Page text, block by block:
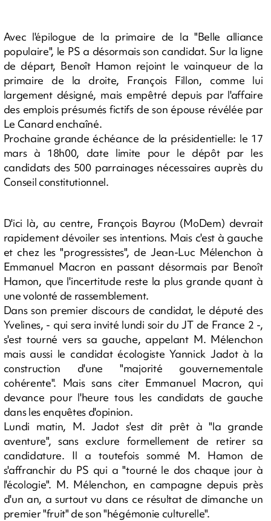
Avec l'épilogue de la primaire de la "Belle alliance
populaire", le PS a désormais son candidat. Sur la ligne
de départ, Benoît Hamon rejoint le vainqueur de la
primaire de la droite, François Fillon, comme lui
largement désigné, mais empêtré depuis par l'affaire
des emplois présumés fictifs de son épouse révélée par
Le Canard enchaîné.
Prochaine grande échéance de la présidentielle: le 17
mars à 18h00, date limite pour le dépôt par les
candidats des 500 parrainages nécessaires auprès du
Conseil constitutionnel.
D'ici là, au centre, François Bayrou (MoDem) devrait
rapidement dévoiler ses intentions. Mais c'est à gauche
et chez les "progressistes", de Jean-Luc Mélenchon à
Emmanuel Macron en passant désormais par Benoît
Hamon, que l'incertitude reste la plus grande quant à
une volonté de rassemblement.
Dans son premier discours de candidat, le député des
Yvelines, - qui sera invité lundi soir du JT de France 2 -,
s'est tourné vers sa gauche, appelant M. Mélenchon
mais aussi le candidat écologiste Yannick Jadot à la
construction d'une "majorité gouvernementale
cohérente". Mais sans citer Emmanuel Macron, qui
devance pour l'heure tous les candidats de gauche
dans les enquêtes d'opinion.
Lundi matin, M. Jadot s'est dit prêt à "la grande
aventure", sans exclure formellement de retirer sa
candidature. Il a toutefois sommé M. Hamon de
s'affranchir du PS qui a "tourné le dos chaque jour à
l'écologie". M. Mélenchon, en campagne depuis près
d'un an, a surtout vu dans ce résultat de dimanche un
premier "fruit" de son "hégémonie culturelle".